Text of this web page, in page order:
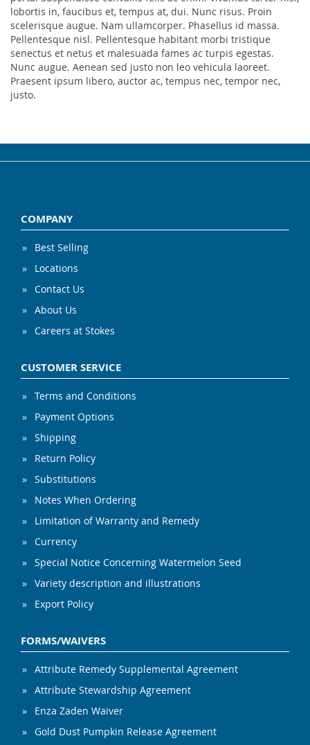
lobortis in, faucibus et, tempus at, dui. Nunc risus. Proin
scelerisque augue. Nam ullamcorper. Phasellus id massa.
Pellentesque nisl. Pellentesque habitant morbi tristique
senectus et netus et malesuada fames ac turpis egestas.
Nunc augue. Aenean sed justo non leo vehicula laoreet.
Praesent ipsum libero, auctor ac, tempus nec, tempor nec,
justo.
COMPANY
Best Selling
Locations
Contact Us
About Us
Careers at Stokes
CUSTOMER SERVICE
Terms and Conditions
Payment Options
Shipping
Return Policy
Substitutions
Notes When Ordering
Limitation of Warranty and Remedy
Currency
Special Notice Concerning Watermelon Seed
Variety description and illustrations
Export Policy
FORMS/WAIVERS
Attribute Remedy Supplemental Agreement
Attribute Stewardship Agreement
Enza Zaden Waiver
Gold Dust Pumpkin Release Agreement